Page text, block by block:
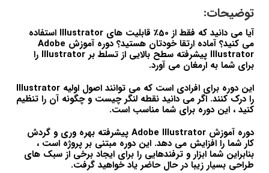
توضیحات:
آیا می دانید که فقط از 50٪ قابلیت های Illustrator استفاده
می کنید؟ آماده ارتقا خودتان هستید؟ دوره آموزش Adobe
Illustrator پیشرفته سطح بالایی از تسلط بر Illustrator را
برای شما به ارمغان می آورد.
این دوره برای افرادی است که می توانند اصول اولیه Illustrator
را درک کنند. اگر می دانید نقطه لنگر چیست و چگونه آن را تنظیم
کنید ، این دوره برای شما مناسب است.
دوره آموزش Adobe Illustrator پیشرفته بهره وری و گردش
کار شما را افزایش می دهد. این دوره مبتنی بر پروژه است ،
بنابراین شما ابزار و ترفندهایی را برای ایجاد برخی از سبک های
طراحی بسیار زیبا در حال حاضر یاد خواهید گرفت.